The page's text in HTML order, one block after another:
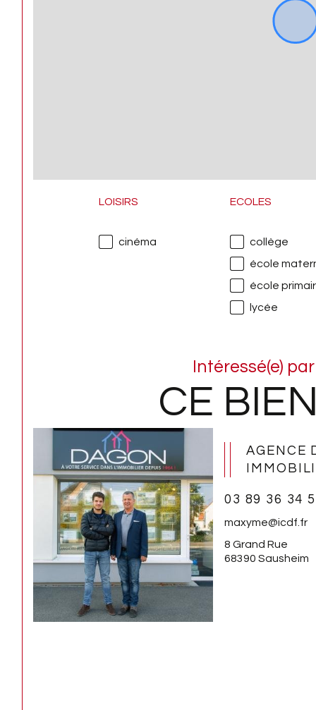
LOISIRS
cinéma
ECOLES
collège
école
école
lycée
Intéressé(e) par
CE
AGENCE
03 89 36 34
maxyme@icdf.fr
8 Grand Rue
68390 Sausheim